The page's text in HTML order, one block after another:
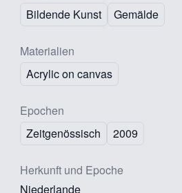
Bildende Kunst
Gemälde
Materialien
Acrylic on canvas
Epochen
Zeitgenössisch
2009
Herkunft und Epoche
Niederlande